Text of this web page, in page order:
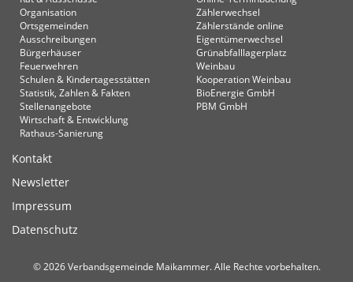
Organisation
Ortsgemeinden
Ausschreibungen
Bürgerhäuser
Feuerwehren
Schulen & Kindertagesstätten
Statistik, Zahlen & Fakten
Stellenangebote
Wirtschaft & Entwicklung
Rathaus-Sanierung
Zählerwechsel
Zählerstände online
Eigentümerwechsel
Grünabfalllagerplatz
Weinbau
Kooperation Weinbau
BioEnergie GmbH
PBM GmbH
Kontakt
Newsletter
Impressum
Datenschutz
© 2026 Verbandsgemeinde Maikammer. Alle Rechte vorbehalten.